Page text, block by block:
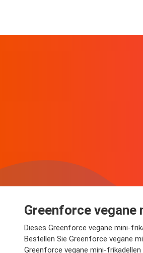
Greenforce
Dieses Greenforce vegane mini-
Bestellen Sie Greenforce vegane
Greenforce vegane mini-